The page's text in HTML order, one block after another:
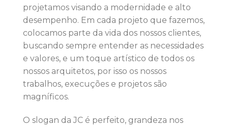
projetamos visando a modernidade e alto
desempenho. Em cada projeto que fazemos,
colocamos parte da vida dos nossos clientes,
buscando sempre entender as necessidades
e valores, e um toque artístico de todos os
nossos arquitetos, por isso os nossos
trabalhos, execuções e projetos são
magníficos.
O slogan da JC é perfeito, grandeza nos